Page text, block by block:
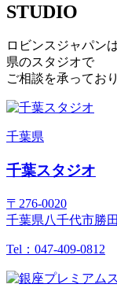
STUDIO
ロビンスジャパン
県のスタジオで
ご相談を承ってお
千葉県
千葉スタジオ
〒276-0020
千葉県八千代市勝
Tel：047-409-0812